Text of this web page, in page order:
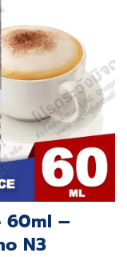
60ml –
N3